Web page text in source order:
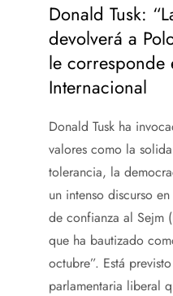
Donald Tusk:
devolverá a
le corresponde
Internacional
Donald Tusk ha
valores como la
tolerancia, la
un intenso discurso
de confianza al Sejm
que ha bautizado
octubre”. Está
parlamentaria liberal